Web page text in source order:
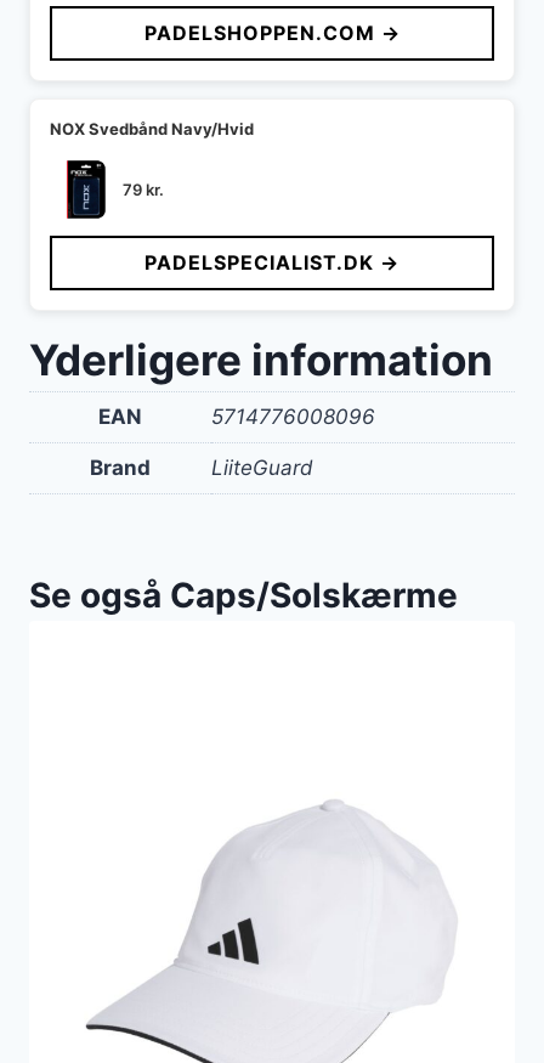
PADELSHOPPEN.COM →
NOX Svedbånd Navy/Hvid
79kr.
PADELSPECIALIST.DK →
Yderligere information
EAN 5714776008096
Brand LiiteGuard
Se også Caps/Solskærme